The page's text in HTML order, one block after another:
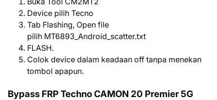
Device pilih Tecno
Tab Flashing, Open file
pilih MT6893_Android_scatter.txt
FLASH.
Colok device dalam keadaan off tanpa menekan
tombol apapun.
Bypass FRP Techno CAMON 20 Premier 5G